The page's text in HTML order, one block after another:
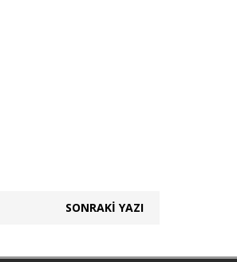
SONRAKI YAZI